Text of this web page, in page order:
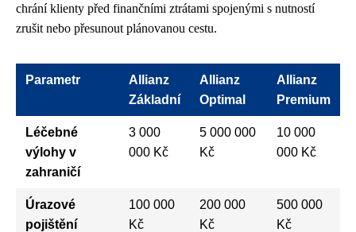
chrání klienty před finančními ztrátami spojenými s nutností
zrušit nebo přesunout plánovanou cestu.
Parametr
Allianz
Základní
Allianz
Optimal
Allianz
Premium
Léčebné
výlohy v
zahraničí
3 000
000 Kč
5 000 000
Kč
10 000
000 Kč
Úrazové
pojištění
100 000
Kč
200 000
Kč
500 000
Kč